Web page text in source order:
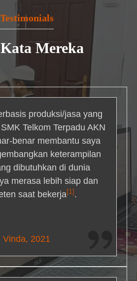
Testimonials
Mereka
produksi/jasa yang
Telkom Terpadu AKN
benar membantu saya
keterampilan
dibutuhkan di dunia
merasa lebih siap dan
saat bekerja[1] .
Vinda, 2021